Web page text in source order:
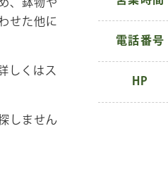
、鉢物や
せた他に
しくはス
しません
電話番号
HP